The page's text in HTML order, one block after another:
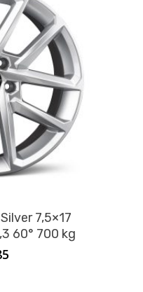
7,5×17
60° 700 kg